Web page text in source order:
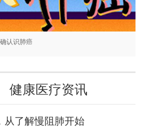
认识肺癌
健康医疗资讯
从了解慢阻肺开始